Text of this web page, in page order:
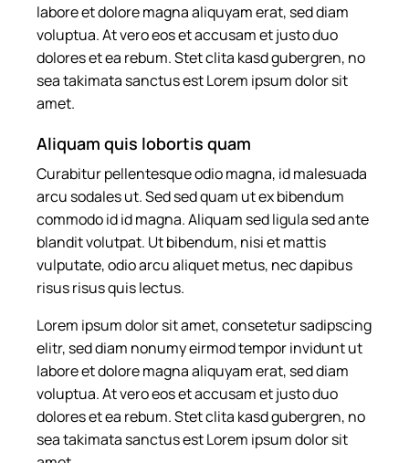
labore et dolore magna aliquyam erat, sed diam
voluptua. At vero eos et accusam et justo duo
dolores et ea rebum. Stet clita kasd gubergren, no
sea takimata sanctus est Lorem ipsum dolor sit
amet.
Aliquam quis lobortis quam
Curabitur pellentesque odio magna, id malesuada
arcu sodales ut. Sed sed quam ut ex bibendum
commodo id id magna. Aliquam sed ligula sed ante
blandit volutpat. Ut bibendum, nisi et mattis
vulputate, odio arcu aliquet metus, nec dapibus
risus risus quis lectus.
Lorem ipsum dolor sit amet, consetetur sadipscing
elitr, sed diam nonumy eirmod tempor invidunt ut
labore et dolore magna aliquyam erat, sed diam
voluptua. At vero eos et accusam et justo duo
dolores et ea rebum. Stet clita kasd gubergren, no
sea takimata sanctus est Lorem ipsum dolor sit